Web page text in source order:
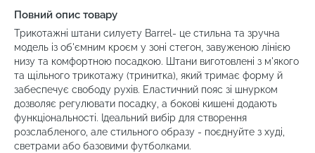
Повний опис товару
Трикотажні штани силуету Barrel- це стильна та зручна
модель із об'ємним кроєм у зоні стегон, завуженою лінією
низу та комфортною посадкою. Штани виготовлені з м'якого
та щільного трикотажу (тринитка), який тримає форму й
забеспечує свободу рухів. Еластичний пояс зі шнурком
дозволяє регулювати посадку, а бокові кишені додають
функціональності. Ідеальний вибір для створення
розслабленого, але стильного образу - поєднуйте з худі,
светрами або базовими футболками.